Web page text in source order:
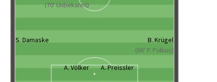
(70' Unbekannt)
S. Damaske
B. Krügel
(66' P. Pulkus)
A. Völker
A. Preissler